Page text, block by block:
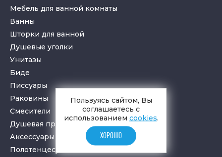
Мебель для ванной комнаты
Ванны
Шторки для ванной
Душевые уголки
Унитазы
Биде
Писсуары
Раковины
Смесители
Душевая программа
Аксессуары в ванную
Полотенцесушители
Пользуясь сайтом, Вы
соглашаетесь с
использованием cookies.
ХОРОШО